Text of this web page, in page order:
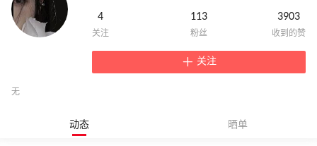
4 113 3903
关注
无
动态 晒单